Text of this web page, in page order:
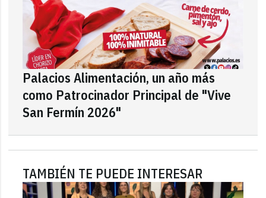
Palacios Alimentación, un año más
como Patrocinador Principal de "Vive
San Fermín 2026"
TAMBIÉN TE PUEDE INTERESAR